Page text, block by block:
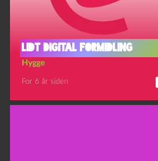
Lidt digital formidling
Hygge
For 6 år siden